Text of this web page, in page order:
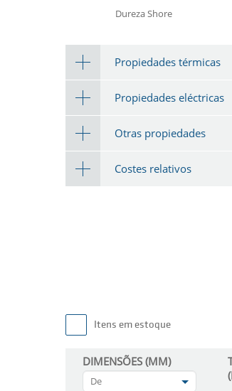
Dureza Shore
Propiedades térmicas
Propiedades eléctricas
Otras propiedades
Costes relativos
Itens em estoque
DIMENSÕES (MM)
De